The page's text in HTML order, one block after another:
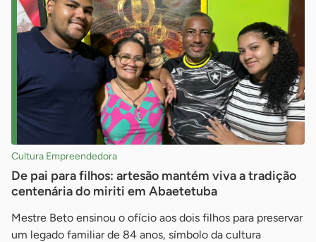
Cultura Empreendedora
De pai para filhos: artesão mantém viva a tradição
centenária do miriti em Abaetetuba
Mestre Beto ensinou o ofício aos dois filhos para preservar
um legado familiar de 84 anos, símbolo da cultura